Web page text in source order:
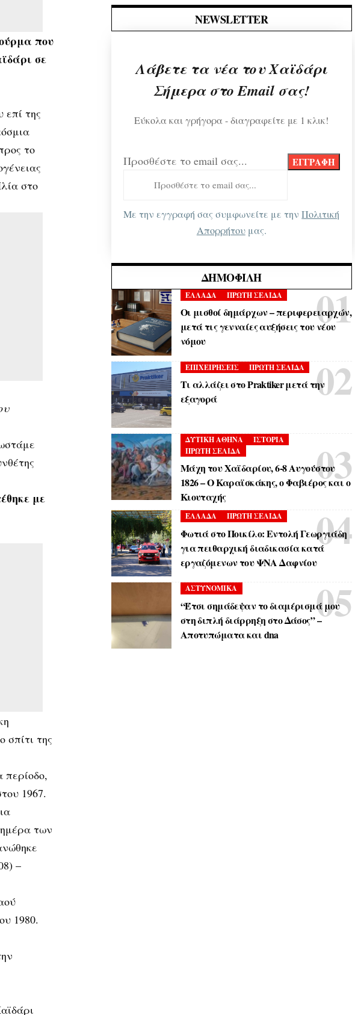
που
σε
της
το
στο
με
της
1967.
των
–
1980.
NEWSLETTER
Λάβετε τα νέα του Χαϊδάρι
Σήμερα στο Email σας!
Εύκολα και γρήγορα - διαγραφείτε με 1 κλικ!
Προσθέστε το email σας...
Με την εγγραφή σας συμφωνείτε με τηνΠολιτική
Απορρήτουμας.
ΔΗΜΟΦΙΛΉ
ΕΛΛΑΔΑ ΠΡΩΤΗ ΣΕΛΙΔΑ
Οι μισθοί δημάρχων – περιφερειαρχών,
μετά τις γενναίες αυξήσεις του νέου
νόμου
ΕΠΙΧΕΙΡΗΣΕΙΣ ΠΡΩΤΗ ΣΕΛΙΔΑ
Τι αλλάζει στο Praktiker μετά την
εξαγορά
ΔΥΤΙΚΗ ΑΘΗΝΑ
ΙΣΤΟΡΙΑ
ΠΡΩΤΗ ΣΕΛΙΔΑ
Μάχη του Χαϊδαρίου, 6-8 Αυγούστου
1826 – Ο Καραϊσκάκης, ο Φαβιέρος και ο
Κιουταχής
ΕΛΛΑΔΑ ΠΡΩΤΗ ΣΕΛΙΔΑ
Φωτιά στο Ποικίλο: Εντολή Γεωργιάδη
για πειθαρχική διαδικασία κατά
εργαζόμενων του ΨΝΑ Δαφνίου
ΑΣΤΥΝΟΜΙΚΑ
“Έτσι σημάδεψαν το διαμέρισμά μου
στη διπλή διάρρηξη στο Δάσος” –
Αποτυπώματα και dna